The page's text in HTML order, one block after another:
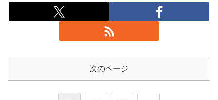
次のページ